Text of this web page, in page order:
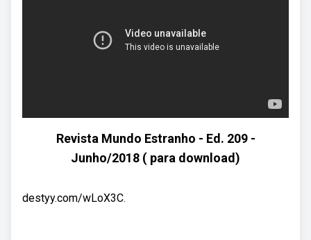
Revista Mundo Estranho - Ed. 209 -
Junho/2018 ( para download)
destyy.com/wLoX3C.